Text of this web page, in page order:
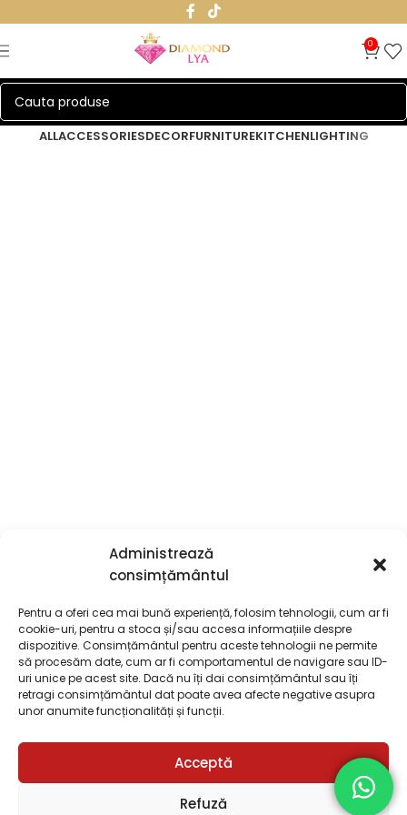
Administrează
consimțământul
Pentru a oferi cea mai bună experiență, folosim tehnologii, cum ar fi
cookie-uri, pentru a stoca și/sau accesa informațiile despre
dispozitive. Consimțământul pentru aceste tehnologii ne permite
să procesăm date, cum ar fi comportamentul de navigare sau ID-
uri unice pe acest site. Dacă nu îți dai consimțământul sau îți
retragi consimțământul dat poate avea afecte negative asupra
unor anumite funcționalități și funcții.
Acceptă
Refuză
0
ALLACCESSORIESDECORFURNITUREKITCHENLIGHTING
DESPRE
CATEGORII
INFO